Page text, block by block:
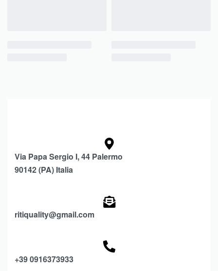
Via Papa Sergio I, 44 Palermo
90142 (PA) Italia
ritiquality@gmail.com
+39 0916373933